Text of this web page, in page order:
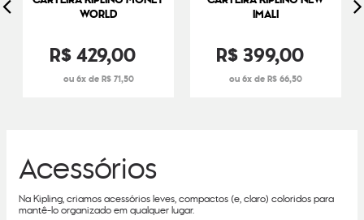
WORLD
R$429,00
6 R$ 71,50
IMALI
R$399,00
6 R$66,50
Acessórios
Na Kipling, criamos acessórios leves, compactos (e, claro) coloridos para
mantê-lo organizado em qualquer lugar.